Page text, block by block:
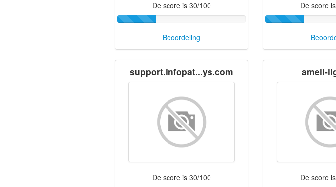
De score is 30/100
Beoordeling
De score
support.infopat...ys.com
De score is 30/100
ameli-
De score